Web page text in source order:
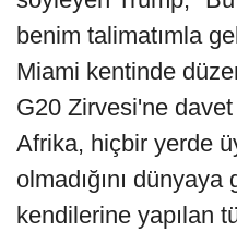
benim talimatımla
Miami kentinde
G20 Zirvesi'ne
Afrika, hiçbir yerde
olmadığını
kendilerine yapılan